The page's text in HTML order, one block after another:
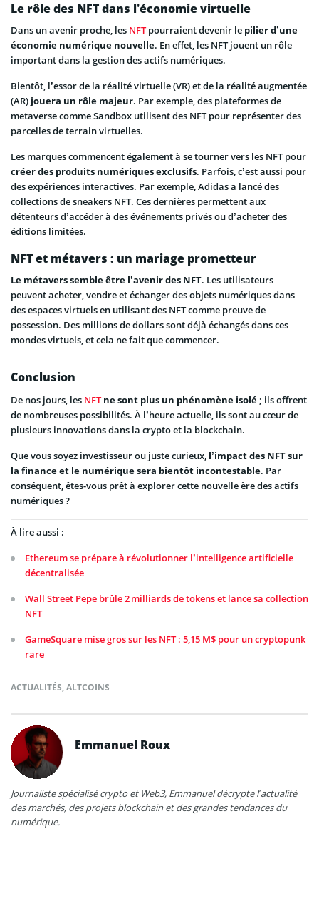
Le rôle des NFT dans l’économie virtuelle
Dans un avenir proche, les NFTpourraient devenir le pilier d’une
économie numérique nouvelle. En effet, les NFT jouent un rôle
important dans la gestion des actifs numériques.
Bientôt, l’essor de la réalité virtuelle (VR) et de la réalité augmentée
(AR) jouera un rôle majeur. Par exemple, des plateformes de
metaverse comme Sandbox utilisent des NFT pour représenter des
parcelles de terrain virtuelles.
Les marques commencent également à se tourner vers les NFT pour
créer des produits numériques exclusifs. Parfois, c’est aussi pour
des expériences interactives. Par exemple, Adidas a lancé des
collections de sneakers NFT. Ces dernières permettent aux
détenteurs d’accéder à des événements privés ou d’acheter des
éditions limitées.
NFT et métavers : un mariage prometteur
Le métavers semble être l’avenir des NFT. Les utilisateurs
peuvent acheter, vendre et échanger des objets numériques dans
des espaces virtuels en utilisant des NFT comme preuve de
possession. Des millions de dollars sont déjà échangés dans ces
mondes virtuels, et cela ne fait que commencer.
Conclusion
De nos jours, les NFT ne sont plus un phénomène isolé ; ils offrent
de nombreuses possibilités. À l’heure actuelle, ils sont au cœur de
plusieurs innovations dans la crypto et la blockchain.
Que vous soyez investisseur ou juste curieux, l’impact des NFT sur
la finance et le numérique sera bientôt incontestable. Par
conséquent, êtes-vous prêt à explorer cette nouvelle ère des actifs
numériques ?
À lire aussi :
Ethereum se prépare à révolutionner l’intelligence artificielle
décentralisée
Wall Street Pepe brûle 2 milliards de tokens et lance sa collection
NFT
GameSquare mise gros sur les NFT : 5,15 M$ pour un cryptopunk
rare
ACTUALITÉS,ALTCOINS
Emmanuel Roux
Journaliste spécialisé crypto et Web3, Emmanuel décrypte l’actualité
des marchés, des projets blockchain et des grandes tendances du
numérique.